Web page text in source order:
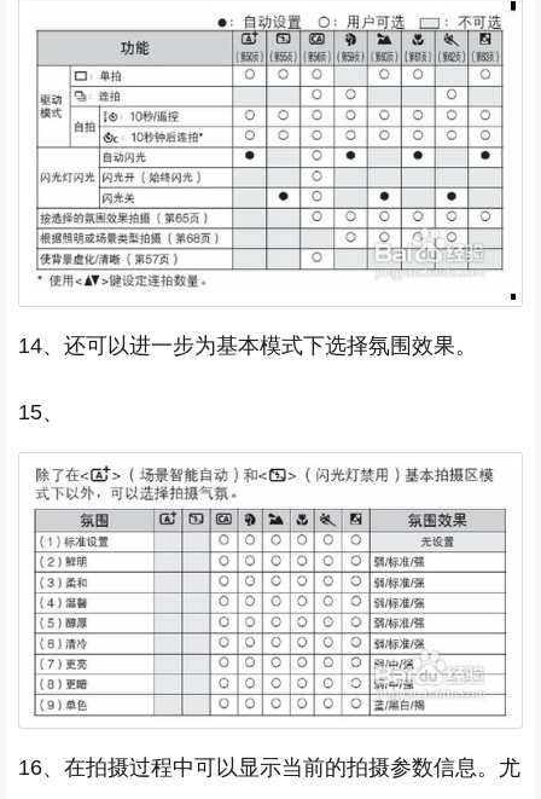
14、还可以进一步为基本模式下选择氛围效果。
15、
16、在拍摄过程中可以显示当前的拍摄参数信息。尤